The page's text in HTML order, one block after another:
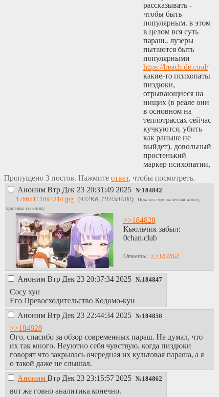
рассказывать -
чтобы быть
популярным. в этом
в целом вся суть
параш.. лузеры
пытаются быть
популярными
https://beach.de.cool/
какие-то психопаты
пиздюки,
отрывающиеся на
нищих (в реале они
в основном на
теплотрассах сейчас
кучкуются, убить
как раньше не
выйдет). довольный
простенький
маркер психопатии,
постов читать не
пришлось - с
такими быстро всё
http://
параша айтишного
пиздюка на подсосе
которой срут хохлы
и PC/SJW порки.
http://
мертвая параша от
шизофреника
цпшечкой с целью
протухшие или с
рекламой телеграм
хуйни, скорее всего
сделано, ибо
Пропущено 3 постов. Нажмите ответ, чтобы посмотреть.
Аноним Втр Дек 23 20:31:49 2025 №184842
17665111094310.jpg (432Кб, 1920x1080)
Показана уменьшенная копия,
оригинал по клику.
>>184828
Кьюльчик забыл:
0chan.club
Ответы: >>184862
Аноним Втр Дек 23 20:37:34 2025 №184847
Сосу хуи
Его Превосходительство Кодомо-кун
Аноним Втр Дек 23 22:44:34 2025 №184858
>>184828
Ого, спасибо за обзор современных параш. Не думал, что
их так много. Неуютно себя чувствую, когда пиздюки
говорят что закрылась очередная их культовая параша, а я
о такой даже не слышал.
Аноним Втр Дек 23 23:15:57 2025 №184862
вот же говно аналитика конечно.